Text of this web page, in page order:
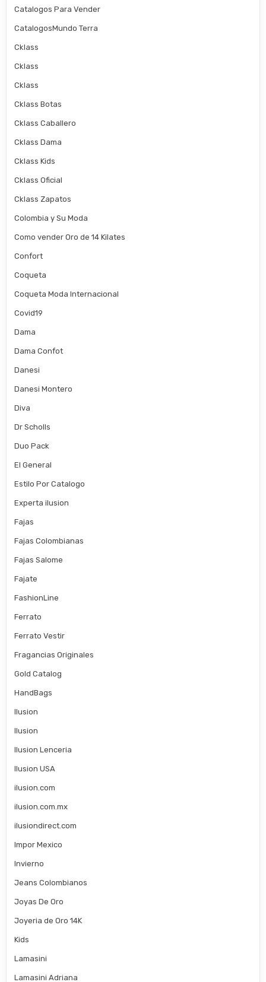
Catalogos Para Vender
CatalogosMundo Terra
Cklass
Cklass
Cklass
Cklass Botas
Cklass Caballero
Cklass Dama
Cklass Kids
Cklass Oficial
Cklass Zapatos
Colombia y Su Moda
Como vender Oro de 14 Kilates
Confort
Coqueta
Coqueta Moda Internacional
Covid19
Dama
Dama Confot
Danesi
Danesi Montero
Diva
Dr Scholls
Duo Pack
El General
Estilo Por Catalogo
Experta ilusion
Fajas
Fajas Colombianas
Fajas Salome
Fajate
FashionLine
Ferrato
Ferrato Vestir
Fragancias Originales
Gold Catalog
HandBags
Ilusion
Ilusion
Ilusion Lenceria
Ilusion USA
ilusion.com
ilusion.com.mx
ilusiondirect.com
Impor Mexico
Invierno
Jeans Colombianos
Joyas De Oro
Joyeria de Oro 14K
Kids
Lamasini
Lamasini Adriana